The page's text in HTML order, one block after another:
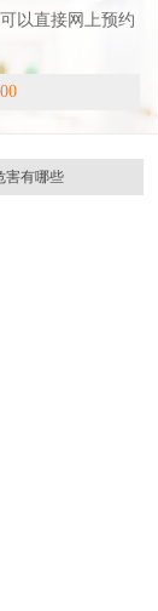
以直接网上预约
害有哪些